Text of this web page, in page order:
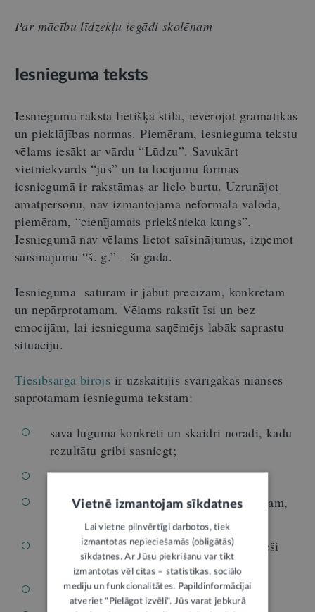
Par mācību līdzekļu iegādi skolēnam
Iesnieguma teksts
Iesniegumuraksta lietišķā stilā, ievērojot gramatikas
un pieklājības normas. Piemēram, iesnieguma tekstu
vēlams iesākt ar vārdu “Lūdzu”. Savukārt
vietniekvārds “jūs” un tā locījumu formas
iesniegumā ir rakstāmas ar lielo burtu. Uzrunājot
amatpersonu, nav izmantojama neformālā valoda,
piemēram, “cienījamais priekšnieka kungs”.
Iesniegumā nav vēlams lietot saīsinājumus, izņemot
saīsinājumu “š. g.” – šī gada.
Iesnieguma saturam ir jābūt precīzam, konkrētam
un nepārprotamam. Vēlams rakstīt īsi un bez
emocijām, lai iesnieguma saņēmējs labāk saprastu
situāciju.
Tiesībsarga birojs ir uzskaitījis svarīgākās nianses
saprotamam iesnieguma tekstam:
savā lūgumā konkrēti un skaidri norādi, kādu
rezultātu gribi sasniegt;
īsi pastāsti par problēmu;
uzraksti, kas tu esi šajā situācijā (piemēram,
īpašnieks, darbinieks, cietušais u. tml.);
paskaidro, kāpēc iesniedz iesniegumu tieši
tagad;
turies pie lietas faktiem – kas, kur, kad;
Vietnē izmantojam sīkdatnes
Lai vietne pilnvērtīgi darbotos, tiek
izmantotas nepieciešamās (obligātās)
sīkdatnes. Ar Jūsu piekrišanu var tikt
izmantotas vēl citas – statistikas, sociālo
mediju un funkcionalitātes. Papildinformācijai
atveriet "Pielāgot izvēli". Jūs varat jebkurā